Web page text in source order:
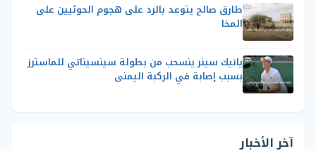
طارق صالح يتوعد بالرد على هجوم الحوثيين على
المخا
يانيك سينر ينسحب من بطولة سينسيناتي للماسترز
بسبب إصابة في الركبة اليمنى
آخر الأخبار